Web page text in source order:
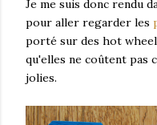
Je me suis donc rendu
pour aller regarder les
porté sur des hot
qu'elles ne coûtent pas
jolies.